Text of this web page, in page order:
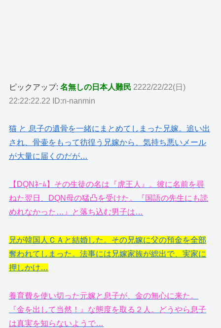
ピックアップ:名無しの日本人難民 2222/22/22(日)
22:22:22.22 ID:n-nanmin
猫 と 息子の遺骨を一緒にまとめてしまった兄嫁。追い出
され、骨壷をもって彷徨う兄嫁から、気持ち悪いメール
が大量に届くのだが…
【DQNﾈｰﾑ】その生徒の名は『虎王人』。彼に名前を尋
ねた翌日、DQN母の猛凸を受けた。『国語の先生にも読
めれなかった…』と落ち込む男子は…
兄が韓国人ＣＡと結婚した。その兄嫁に父の預金を全部
奪われてしまった。法事には兄嫁家族が総出で、実家に
押しかけ…
養育費を使い切った元嫁と息子が、金の無心に来た。
『金を出して当然！』な態度を取る２人。どうやら息子
は真実を知らないようで…